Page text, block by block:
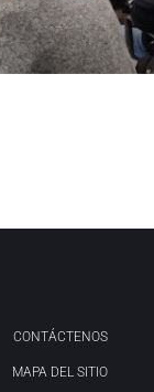
CONTÁCTENOS
MAPA DEL SITIO